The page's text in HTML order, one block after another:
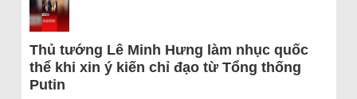
Thủ tướng Lê Minh Hưng làm nhục quốc
thể khi xin ý kiến chỉ đạo từ Tổng thống
Putin